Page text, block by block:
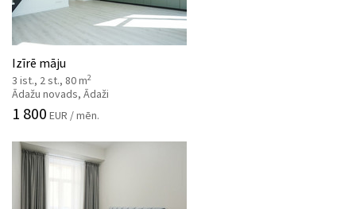
Izīrē māju
3 ist., 2 st., 80 m2
Ādažu novads, Ādaži
1 800 EUR / mēn.